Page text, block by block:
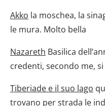
Akko la moschea, la
le mura. Molto bella
Nazareth Basilica
credenti, secondo me,
Tiberiade e il suo lago
trovano per strada le